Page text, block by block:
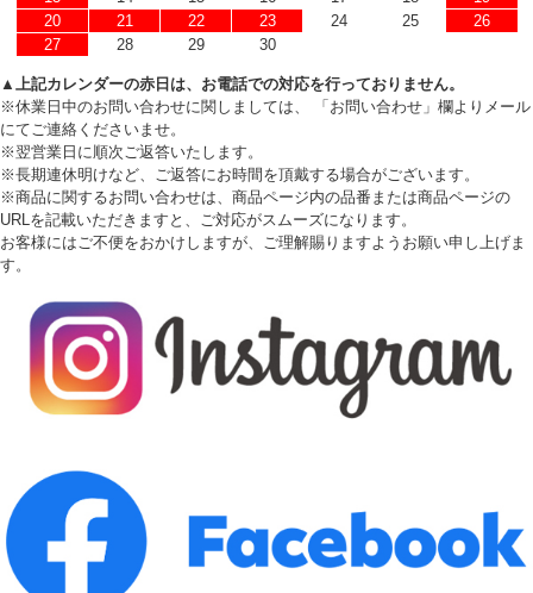
20
21 22 23 24 25
26
27
28 29 30
▲上記カレンダーの赤日は、お電話での対応を行っておりません。
※休業日中のお問い合わせに関しましては、 「お問い合わせ」欄よりメール
にてご連絡くださいませ。
※翌営業日に順次ご返答いたします。
※長期連休明けなど、ご返答にお時間を頂戴する場合がございます。
※商品に関するお問い合わせは、商品ページ内の品番または商品ページの
URLを記載いただきますと、ご対応がスムーズになります。
お客様にはご不便をおかけしますが、ご理解賜りますようお願い申し上げま
す。